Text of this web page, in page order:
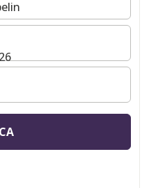
e di ospiti per il